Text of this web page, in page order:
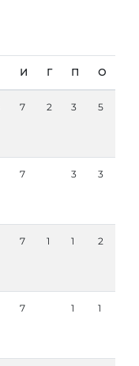
И Г П О
7 2 3 5
7 3 3
7 1 1 2
7 1 1